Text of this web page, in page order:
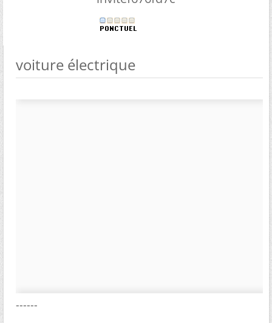
voiture électrique
------